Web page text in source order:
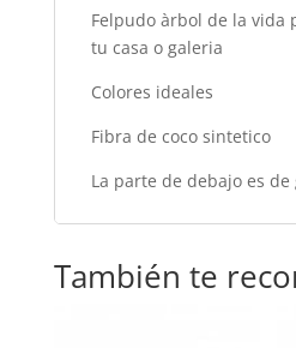
Felpudo àrbol de la vida
tu casa o galeria
Colores ideales
Fibra de coco sintetico
La parte de debajo es de
También te